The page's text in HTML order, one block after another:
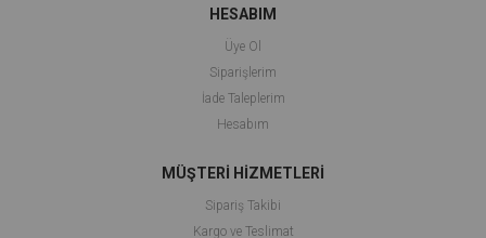
HESABIM
Üye Ol
Siparişlerim
İade Taleplerim
Hesabım
MÜŞTERİ HİZMETLERİ
Sipariş Takibi
Kargo ve Teslimat